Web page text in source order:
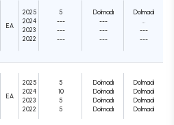
EA
2025
2024
2023
2022
5
---
---
---
Dolmadı
---
---
---
Dolmadı
---
---
EA
2025
2024
2023
2022
5
10
5
5
Dolmadı
Dolmadı
Dolmadı
Dolmadı
Dolmadı
Dolmadı
Dolmadı
Dolmadı